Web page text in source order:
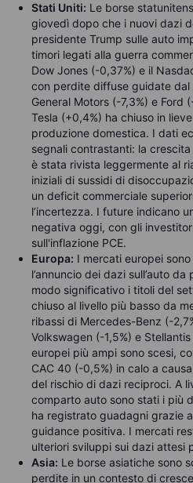
Stati Uniti: Le borse
giovedì dopo che i nuovi dazi
presidente Trump sulle auto
timori legati alla guerra
Dow Jones (-0,37%) e il
con perdite diffuse guidate
General Motors (-7,3%) e Ford
Tesla (+0,4%) ha chiuso in
produzione domestica. I dati
segnali contrastanti: la
è stata rivista leggermente al
iniziali di sussidi di
un deficit commerciale
l’incertezza. I future indicano
negativa oggi, con gli
sull'inflazione PCE.
Europa: I mercati europei
l’annuncio dei dazi sull’auto
modo significativo i titoli del
chiuso al livello più basso da
ribassi di Mercedes-Benz (-
Volkswagen (-1,5%) e
europei più ampi sono scesi,
CAC 40 (-0,5%) in calo a
del rischio di dazi reciproci. A
comparto auto sono stati i più
ha registrato guadagni grazie
guidance positiva. I mercati
ulteriori sviluppi sui dazi attesi
Asia: Le borse asiatiche sono
perdite in un contesto di